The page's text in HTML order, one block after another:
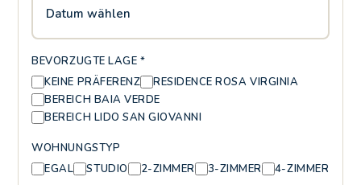
Datum wählen
BEVORZUGTE LAGE *
KEINE PRÄFERENZ
RESIDENCE ROSA VIRGINIA
BEREICH BAIA VERDE
BEREICH LIDO SAN GIOVANNI
WOHNUNGSTYP
EGAL
STUDIO 2-ZIMMER 3-ZIMMER 4-ZIMMER